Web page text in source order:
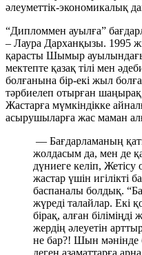
әлеуметтік-экономикалық
“Дипломмен ауылға”
– Лаура Дарханқызы. 1995
қарасты Шымыр
мектепте қазақ тілі мен
болғанына бір-екі жыл
тәрбиелеп отырған
Жастарға мүмкіндікке
асырушыларға жас маман
— Бағдарламаның
жолдасым да, мен де
дүниеге келіп,
жастар үшін игілікті
баспаналы болдық.
жүреді талайлар. Екі
бірақ, алған
жердің әлеуетін
не бар?! Шын мәнінде